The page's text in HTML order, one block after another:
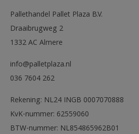
Pallethandel Pallet Plaza B.V.
Draaibrugweg 2
1332 AC Almere
info@palletplaza.nl
036 7604 262
Rekening: NL24 INGB 0007070888
KvK-nummer: 62559060
BTW-nummer: NL854865962B01